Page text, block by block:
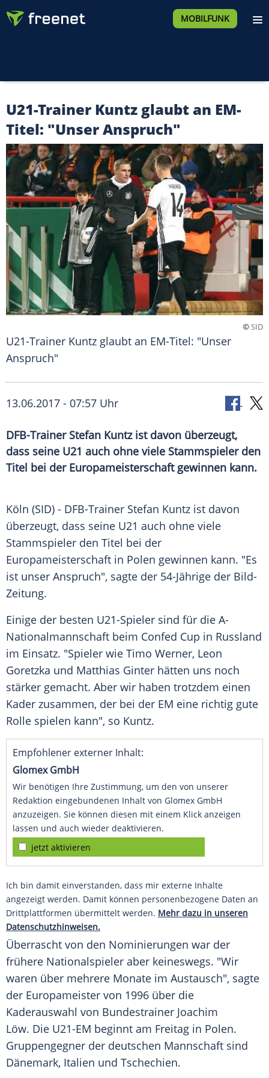
MOBILFUNK
U21-Trainer Kuntz glaubt an EM-
Titel: "Unser Anspruch"
©SID
U21-Trainer Kuntz glaubt an EM-Titel: "Unser
Anspruch"
13.06.2017 - 07:57 Uhr
DFB-Trainer Stefan Kuntz ist davon überzeugt,
dass seine U21 auch ohne viele Stammspieler den
Titel bei der Europameisterschaft gewinnen kann.
Köln (SID) - DFB-Trainer Stefan Kuntz ist davon
überzeugt, dass seine U21 auch ohne viele
Stammspieler den Titel bei der
Europameisterschaft in Polen gewinnen kann. "Es
ist unser Anspruch", sagte der 54-Jährige der Bild-
Zeitung.
Einige der besten U21-Spieler sind für die A-
Nationalmannschaft beim Confed Cup in Russland
im Einsatz. "Spieler wie Timo Werner, Leon
Goretzka und Matthias Ginter hätten uns noch
stärker gemacht. Aber wir haben trotzdem einen
Kader zusammen, der bei der EM eine richtig gute
Rolle spielen kann", so Kuntz.
Empfohlener externer Inhalt:
Glomex GmbH
Wir benötigen Ihre Zustimmung, um den von unserer
Redaktion eingebundenen Inhalt von Glomex GmbH
anzuzeigen. Sie können diesen mit einem Klick anzeigen
lassen und auch wieder deaktivieren.
jetzt aktivieren
Ich bin damit einverstanden, dass mir externe Inhalte
angezeigt werden. Damit können personenbezogene Daten an
Drittplattformen übermittelt werden. Mehr dazu in unseren
Datenschutzhinweisen.
Überrascht von den Nominierungen war der
frühere Nationalspieler aber keineswegs. "Wir
waren über mehrere Monate im Austausch", sagte
der Europameister von 1996 über die
Kaderauswahl von Bundestrainer Joachim
Löw. Die U21-EM beginnt am Freitag in Polen.
Gruppengegner der deutschen Mannschaft sind
Dänemark, Italien und Tschechien.